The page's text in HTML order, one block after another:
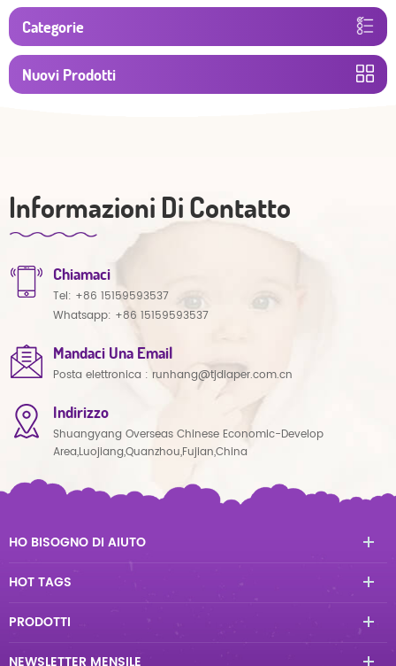
Categorie
Nuovi Prodotti
Informazioni Di Contatto
Chiamaci
Tel: +86 15159593537
Whatsapp: +86 15159593537
Mandaci Una Email
Posta elettronica : runhang@tjdiaper.com.cn
Indirizzo
Shuangyang Overseas Chinese Economic-Develop
Area,Luojiang,Quanzhou,Fujian,China
HO BISOGNO DI AIUTO
HOT TAGS
PRODOTTI